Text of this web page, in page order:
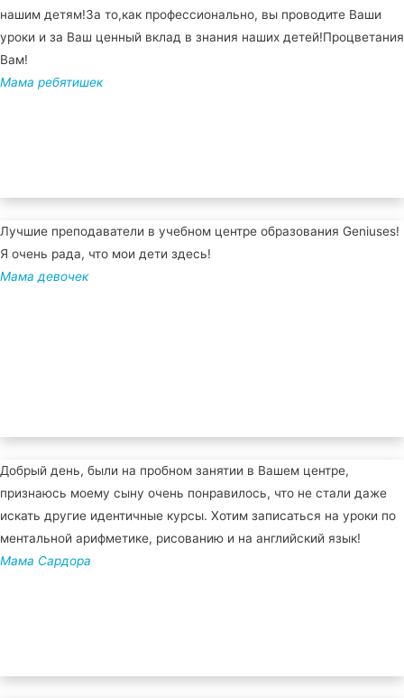
нашим детям!За то,как профессионально, вы проводите Ваши
уроки и за Ваш ценный вклад в знания наших детей!Процветания
Вам!
Мама ребятишек
Лучшие преподаватели в учебном центре образования Geniuses!
Я очень рада, что мои дети здесь!
Мама девочек
Добрый день, были на пробном занятии в Вашем центре,
признаюсь моему сыну очень понравилось, что не стали даже
искать другие идентичные курсы. Хотим записаться на уроки по
ментальной арифметике, рисованию и на английский язык!
Мама Сардора